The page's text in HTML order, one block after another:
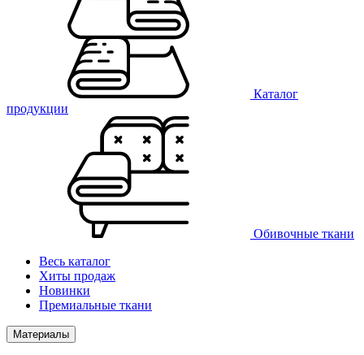
Каталог
продукции
Обивочные ткани
Весь каталог
Хиты продаж
Новинки
Премиальные ткани
Материалы